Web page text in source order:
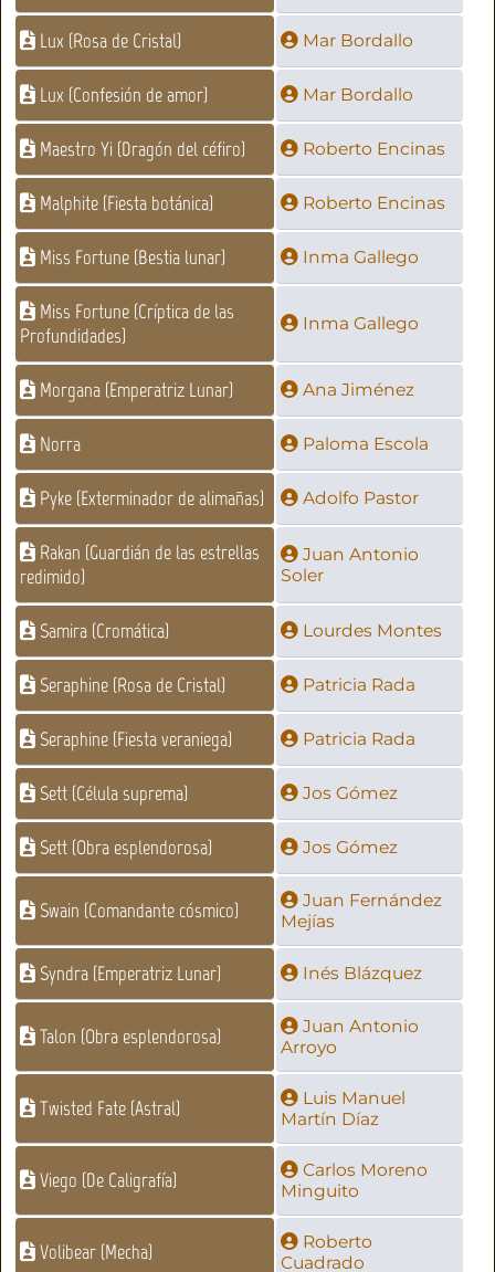
Lux (Rosa de Cristal) Mar Bordallo
Lux (Confesión de amor) Mar Bordallo
Maestro Yi (Dragón del céfiro) Roberto Encinas
Malphite (Fiesta botánica) Roberto Encinas
Miss Fortune (Bestia lunar) Inma Gallego
Miss Fortune (Críptica de las
Profundidades)
Inma Gallego
Morgana (Emperatriz Lunar) Ana Jiménez
Norra Paloma Escola
Pyke (Exterminador de alimañas) Adolfo Pastor
Rakan (Guardián de las estrellas
redimido)
Juan Antonio
Soler
Samira (Cromática) Lourdes Montes
Seraphine (Rosa de Cristal) Patricia Rada
Seraphine (Fiesta veraniega) Patricia Rada
Sett (Célula suprema) Jos Gómez
Sett (Obra esplendorosa) Jos Gómez
Swain (Comandante cósmico)
Juan Fernández
Mejías
Syndra (Emperatriz Lunar) Inés Blázquez
Talon (Obra esplendorosa)
Juan Antonio
Arroyo
Twisted Fate (Astral)
Luis Manuel
Martín Díaz
Viego (De Caligrafía)
Carlos Moreno
Minguito
Volibear (Mecha)
Roberto
Cuadrado